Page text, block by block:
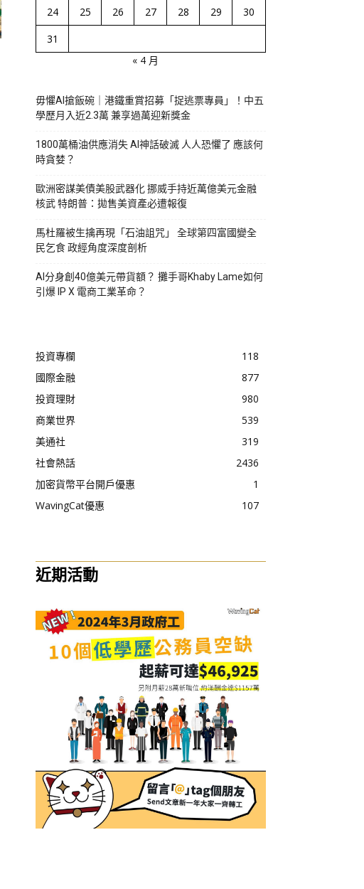
24
25 26 27 28 29
30
31
« 4 月
毋懼AI搶飯碗｜港鐵重賞招募「捉逃票專員」！中五
學歷月入近2.3萬 兼享過萬迎新獎金
1800萬桶油供應消失 AI神話破滅 人人恐懼了 應該何
時貪婪？
歐洲密謀美債美股武器化 挪威手持近萬億美元金融
核武 特朗普：拋售美資產必遭報復
馬杜羅被生擒再現「石油詛咒」 全球第四富國變全
民乞食 政經角度深度剖析
AI分身創40億美元帶貨額？ 攤手哥Khaby Lame如何
引爆 IP X 電商工業革命？
投資專欄
118
國際金融
877
投資理財
980
商業世界
539
美通社
319
社會熱話
2436
加密貨幣平台開戶優惠
1
WavingCat優惠
107
近期活動